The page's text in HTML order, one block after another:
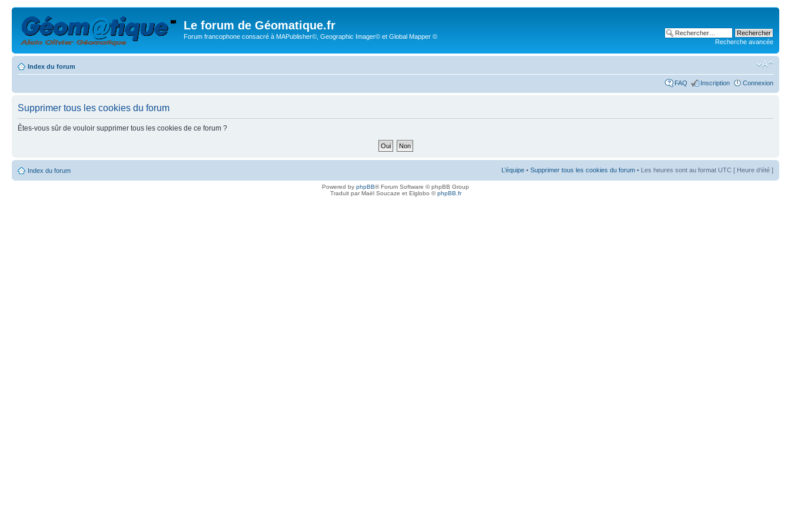
Le forum de Géomatique.fr
Forum francophone consacré à MAPublisher©, Geographic Imager© et Global Mapper ©
Recherche avancée
Index du forum
FAQ Inscription Connexion
Supprimer tous les cookies du forum
Êtes-vous sûr de vouloir supprimer tous les cookies de ce forum ?
Index du forum L’équipe • Supprimer tous les cookies du forum • Les heures sont au format UTC [ Heure d’été ]
Powered by phpBB® Forum Software © phpBB Group
Traduit par Maël Soucaze et Elglobo ©phpBB.fr